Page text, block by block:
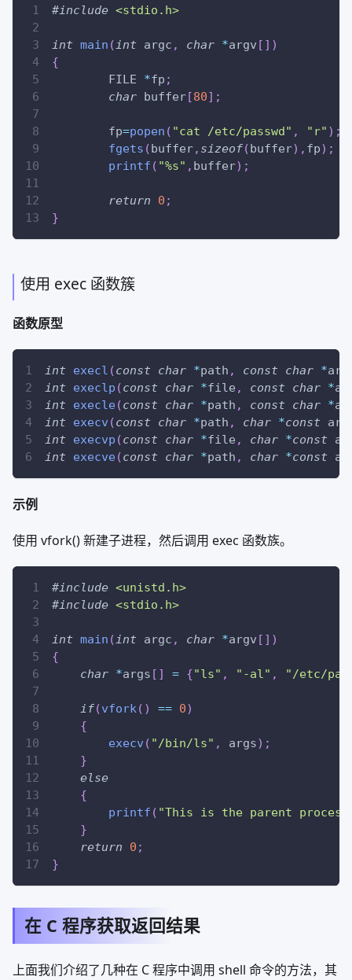
#include <stdio.h>
int main (int argc , char *argv [ ] )
{
	FILE
*fp ;
char buffer[80] ;
	fp
=popen ( "cat /etc/passwd" , "r" ) ;
fgets (buffer, sizeof(buffer) , fp) ;
printf ( "%s" , buffer) ;
return 0 ;
}
使用 exec 函数簇
函数原型
int execl (const char *path , const char *arg
int
execlp (const char *file , const char *
int
execle(const char *path , const char *
int
execv (const char *path , char *const
int
execvp (const char *file , char *const
int
execve(const char *path , char *const
示例
使用 vfork() 新建子进程，然后调用 exec 函数族。
#include <unistd.h>
#include <stdio.h>
int main (int argc , char *argv [ ] )
{
char *args [ ] = {"ls" , "-al" , "/etc/
if(vfork( ) == 0)
{
execv ( "/bin/ls" , args) ;
}
else
{
printf ( "This is the parent
}
return
0 ;
}
在 C 程序获取返回结果
上面我们介绍了几种在 C 程序中调用 shell 命令的方法，其